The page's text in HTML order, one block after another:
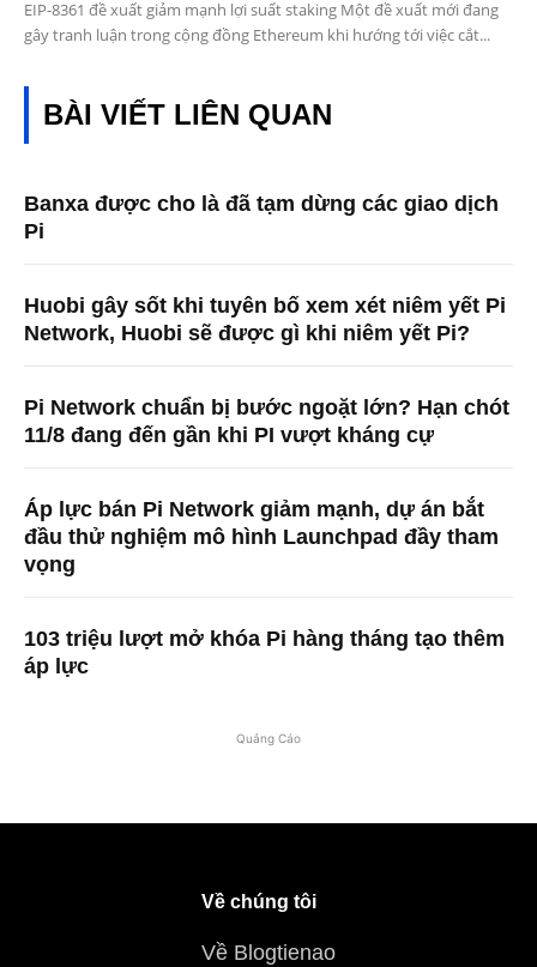
EIP-8361 đề xuất giảm mạnh lợi suất staking Một đề xuất mới đang
gây tranh luận trong cộng đồng Ethereum khi hướng tới việc cắt...
BÀI VIẾT LIÊN QUAN
Banxa được cho là đã tạm dừng các giao dịch
Pi
Huobi gây sốt khi tuyên bố xem xét niêm yết Pi
Network, Huobi sẽ được gì khi niêm yết Pi?
Pi Network chuẩn bị bước ngoặt lớn? Hạn chót
11/8 đang đến gần khi PI vượt kháng cự
Áp lực bán Pi Network giảm mạnh, dự án bắt
đầu thử nghiệm mô hình Launchpad đầy tham
vọng
103 triệu lượt mở khóa Pi hàng tháng tạo thêm
áp lực
Quảng Cáo
Về chúng tôi
Về Blogtienao